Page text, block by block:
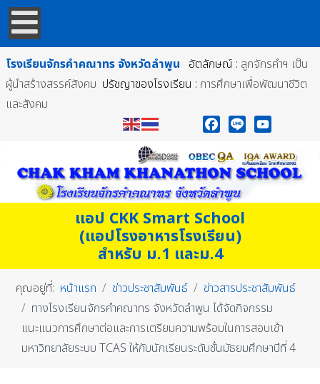
โรงเรียนจักรคำคณาทร จังหวัดลำพูน อัตลักษณ์ : ลูกจักรคำฯ เป็น
ผู้นำสร้างสรรค์สังคม ปรัชญาของโรงเรียน : การศึกษาเพื่อพัฒนาชีวิต
และสังคม
แอป CKK Smart School
(แอปโรงอาหารโรงเรียน)
สำหรับ ม.1 และม.4
คุณอยู่ที่: หน้าแรก ข่าวประชาสัมพันธ์
ข่าวสารประชาสัมพันธ์
ทางโรงเรียนจักรคำคณาทร จังหวัดลำพูน ได้จัดกิจกรรม
แนะแนวการศึกษาต่อและการเตรียมความพร้อมในการสอบเข้า
มหาวิทยาลัยระบบ TCAS ให้กับนักเรียนระดับชั้นมัธยมศึกษาปีที่ 4